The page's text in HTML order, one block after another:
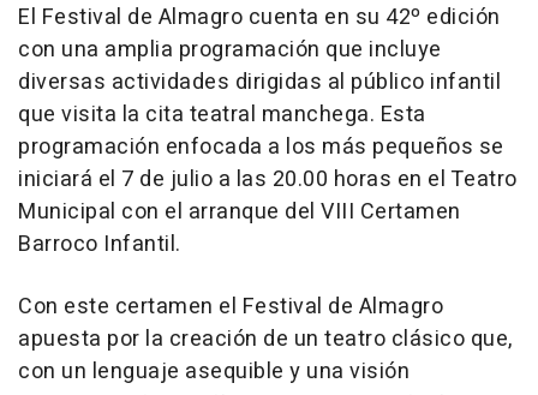
El Festival de Almagro cuenta en su 42º edición
con una amplia programación que incluye
diversas actividades dirigidas al público infantil
que visita la cita teatral manchega. Esta
programación enfocada a los más pequeños se
iniciará el 7 de julio a las 20.00 horas en el Teatro
Municipal con el arranque del VIII Certamen
Barroco Infantil.
Con este certamen el Festival de Almagro
apuesta por la creación de un teatro clásico que,
con un lenguaje asequible y una visión